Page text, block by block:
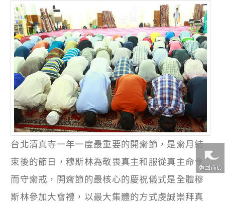
台北清真寺一年一度最重要的開齋節，是齋月結
束後的節日，穆斯林為敬畏真主和服從真主命令
而守齋戒，開齋節的最核心的慶祝儀式是全體穆
斯林參加大會禮，以最大集體的方式虔誠崇拜真